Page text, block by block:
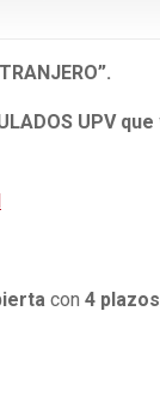
UPV
con 4 plazos